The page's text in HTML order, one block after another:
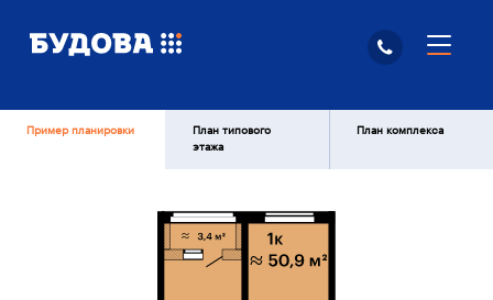
Пример планировки
План типового
этажа
План комплекса